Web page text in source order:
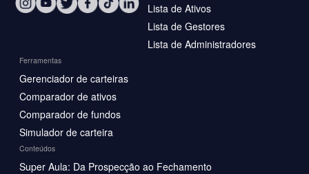
Lista de Ativos
Lista de Gestores
Lista de Administradores
Ferramentas
Gerenciador de carteiras
Comparador de ativos
Comparador de fundos
Simulador de carteira
Conteúdos
Super Aula: Da Prospecção ao Fechamento